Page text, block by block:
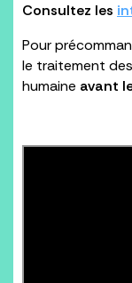
Consultez les
Pour
le traitement
humaine avant